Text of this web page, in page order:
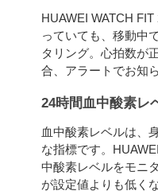
HUAWEI WATCH
っていても、移動中
タリング。心拍数が
合、アラートでお知
24時間血中酸素レ
血中酸素レベルは、
な指標です。
中酸素レベルをモニ
が設定値よりも低く